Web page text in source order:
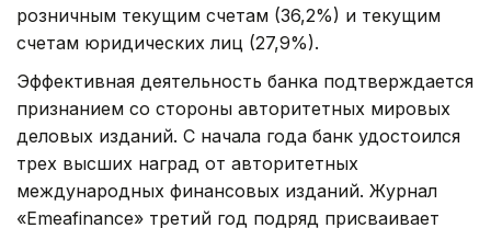
розничным текущим счетам (36,2%) и текущим
счетам юридических лиц (27,9%).
Эффективная деятельность банка подтверждается
признанием со стороны авторитетных мировых
деловых изданий. С начала года банк удостоился
трех высших наград от авторитетных
международных финансовых изданий. Журнал
«Emeafinance» третий год подряд присваивает